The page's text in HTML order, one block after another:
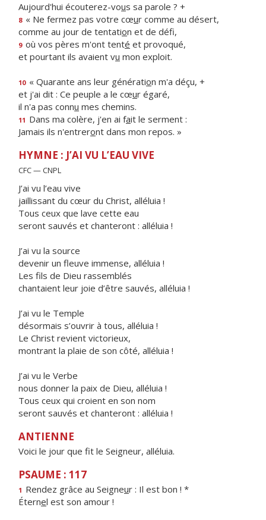
Aujourd'hui écouterez-vous sa parole ? +
8 « Ne fermez pas votre cœur comme au désert,
comme au jour de tentation et de défi,
9 où vos pères m'ont tenté et provoqué,
et pourtant ils avaient vu mon exploit.
10 « Quarante ans leur génération m'a déçu, +
et j'ai dit : Ce peuple a le cœur égaré,
il n'a pas connu mes chemins.
11 Dans ma colère, j'en ai fait le serment :
Jamais ils n'entreront dans mon repos. »
HYMNE : J’AI VU L’EAU VIVE
CFC — CNPL
J’ai vu l’eau vive
jaillissant du cœur du Christ, alléluia !
Tous ceux que lave cette eau
seront sauvés et chanteront : alléluia !
J’ai vu la source
devenir un fleuve immense, alléluia !
Les fils de Dieu rassemblés
chantaient leur joie d’être sauvés, alléluia !
J’ai vu le Temple
désormais s’ouvrir à tous, alléluia !
Le Christ revient victorieux,
montrant la plaie de son côté, alléluia !
J’ai vu le Verbe
nous donner la paix de Dieu, alléluia !
Tous ceux qui croient en son nom
seront sauvés et chanteront : alléluia !
ANTIENNE
Voici le jour que fit le Seigneur, alléluia.
PSAUME : 117
1 Rendez grâce au Seigneur : Il est bon ! *
Éternel est son amour !